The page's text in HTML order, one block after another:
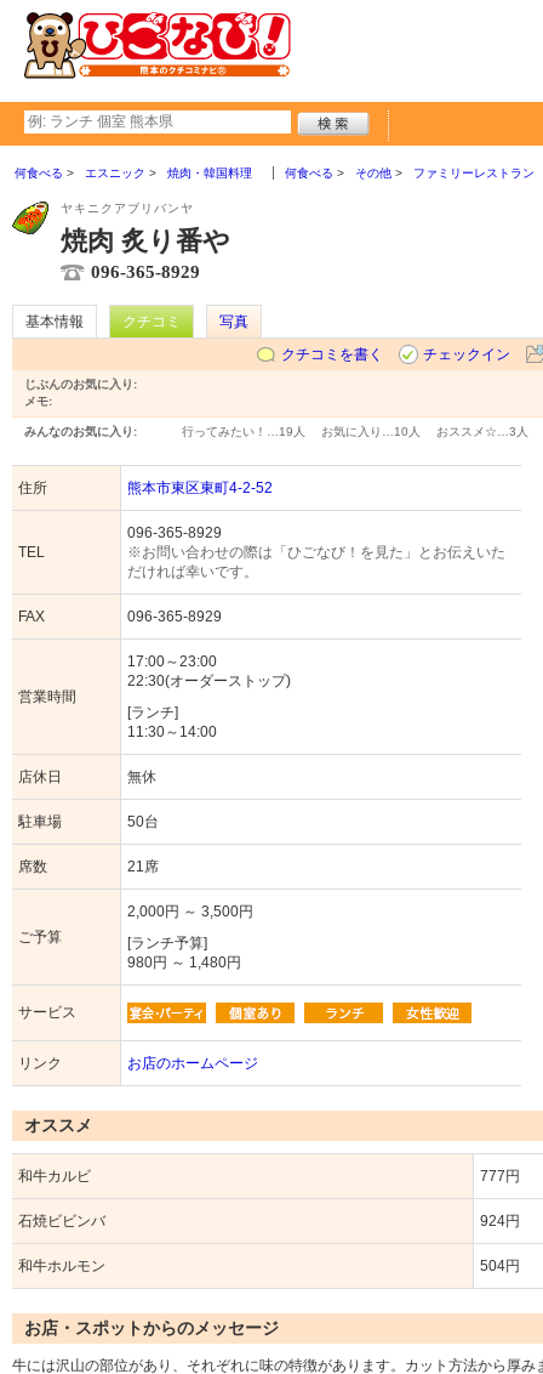
何食べる エスニック 焼肉・韓国料理 何食べる その他 ファミリーレストラン
ヤキニクアブリバンヤ
焼肉 炙り番や
096-365-8929
基本情報 クチコミ
写真
クチコミを書く
チェックイン
じぶんのお気に入り:
メモ:
みんなのお気に入り: 行ってみたい！… 19人 お気に入り… 10人 おススメ☆… 3人
住所 熊本市東区東町4-2-52
TEL
096-365-8929
※お問い合わせの際は「ひごなび！を見た」とお伝えいた
だければ幸いです。
FAX 096-365-8929
営業時間
17:00～23:00
22:30(オーダーストップ)
[ランチ]
11:30～14:00
店休日 無休
駐車場 50台
席数 21席
ご予算
2,000円 ～ 3,500円
[ランチ予算]
980円 ～ 1,480円
サービス
リンク お店のホームページ
オススメ
和牛カルビ 777円
石焼ビビンバ 924円
和牛ホルモン 504円
お店・スポットからのメッセージ
牛には沢山の部位があり、それぞれに味の特徴があります。カット方法から厚